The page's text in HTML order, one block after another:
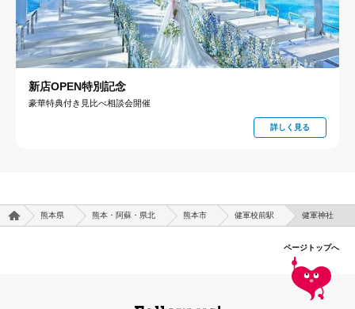
新店OPEN特別記念
豪華特典付き見比べ相談会開催
詳しく見る
熊本県 熊本・阿蘇・県北 熊本市 健軍校前駅 健軍神社
ページトップへ